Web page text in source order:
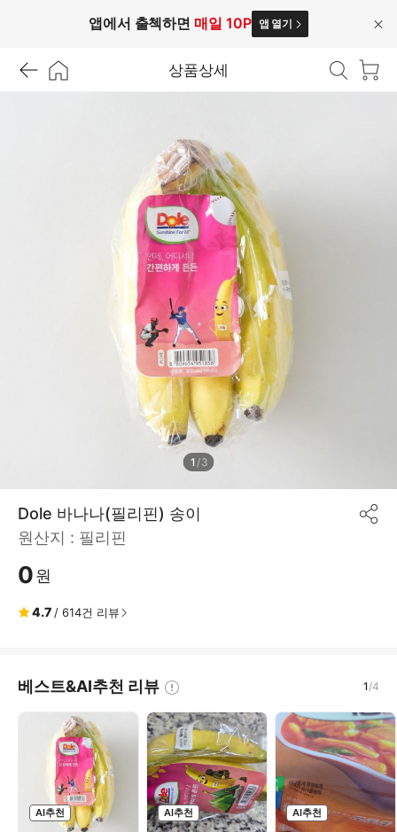
앱에서 출첵하면 매일 10P 앱 열기
닫
상품상세
1 /3
Dole 바나나(필리핀) 송이
원산지 : 필리핀
0원
4.7 / 614건 리뷰
공
베스트&AI추천 리뷰 1/4
AI추천 AI추천 AI추천